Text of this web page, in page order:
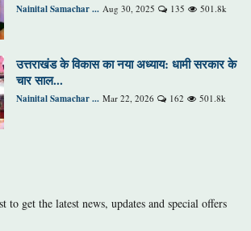
Nainital Samachar ... Aug 30, 2025 135 501.8k
उत्तराखंड के विकास का नया अध्याय: धामी सरकार के
चार साल...
Nainital Samachar ... Mar 22, 2026 162 501.8k
to get the latest news, updates and special offers